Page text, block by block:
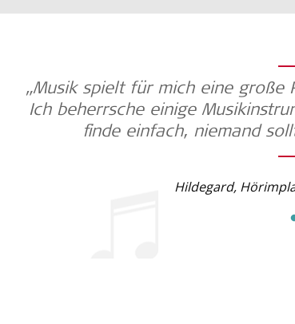
„Musik spielt für mich eine große
Ich beherrsche einige
finde einfach, niemand
Hildegard,